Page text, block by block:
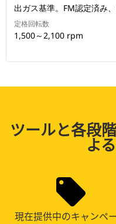
出ガス基準。FM認定済み
定格回転数
1,500～2,100 rpm
ツールと各段
よ
現在提供中のキャンペ